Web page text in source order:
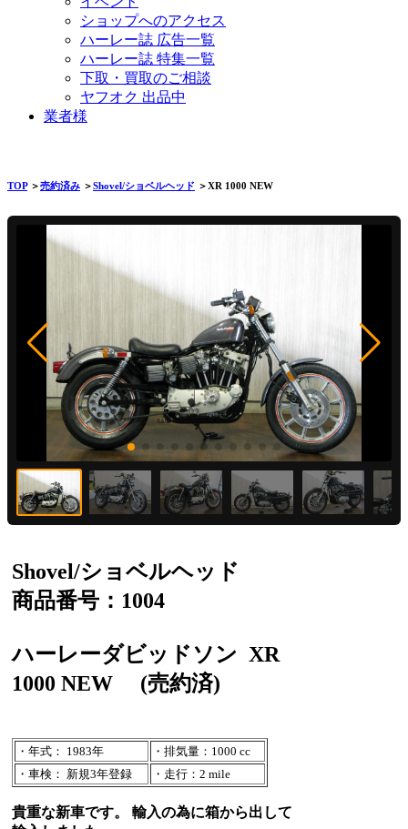
ショップへのアクセス
ハーレー誌 広告一覧
ハーレー誌 特集一覧
下取・買取のご相談
ヤフオク 出品中
業者様
TOP＞売約済み ＞Shovel/ショベルヘッド ＞XR 1000 NEW
Shovel/ショベルヘッド
商品番号：1004
ハーレーダビッドソン XR
1000 NEW
(売約済)
・年式： 1983年
・排気量：1000 cc
・車検： 新規3年登録
・走行：2 mile
貴重な新車です。 輸入の為に箱から出して